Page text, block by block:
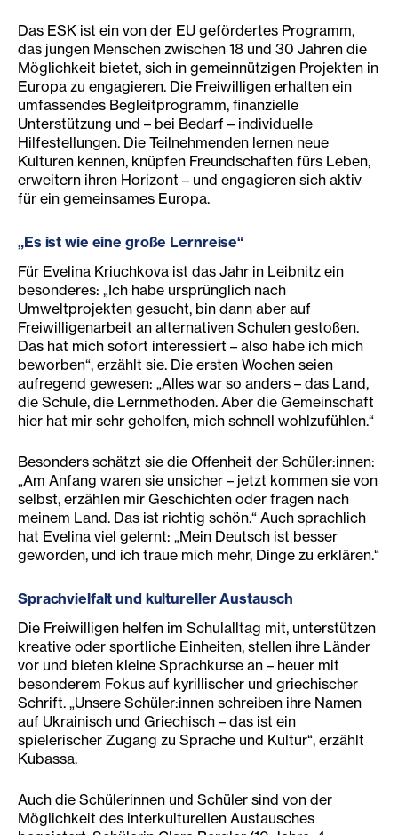
Das ESK ist ein von der EU gefördertes Programm,
das jungen Menschen zwischen 18 und 30 Jahren die
Möglichkeit bietet, sich in gemeinnützigen Projekten in
Europa zu engagieren. Die Freiwilligen erhalten ein
umfassendes Begleitprogramm, finanzielle
Unterstützung und – bei Bedarf – individuelle
Hilfestellungen. Die Teilnehmenden lernen neue
Kulturen kennen, knüpfen Freundschaften fürs Leben,
erweitern ihren Horizont – und engagieren sich aktiv
für ein gemeinsames Europa.
„Es ist wie eine große Lernreise“
Für Evelina Kriuchkova ist das Jahr in Leibnitz ein
besonderes: „Ich habe ursprünglich nach
Umweltprojekten gesucht, bin dann aber auf
Freiwilligenarbeit an alternativen Schulen gestoßen.
Das hat mich sofort interessiert – also habe ich mich
beworben“, erzählt sie. Die ersten Wochen seien
aufregend gewesen: „Alles war so anders – das Land,
die Schule, die Lernmethoden. Aber die Gemeinschaft
hier hat mir sehr geholfen, mich schnell wohlzufühlen.“
Besonders schätzt sie die Offenheit der Schüler:innen:
„Am Anfang waren sie unsicher – jetzt kommen sie von
selbst, erzählen mir Geschichten oder fragen nach
meinem Land. Das ist richtig schön.“ Auch sprachlich
hat Evelina viel gelernt: „Mein Deutsch ist besser
geworden, und ich traue mich mehr, Dinge zu erklären.“
Sprachvielfalt und kultureller Austausch
Die Freiwilligen helfen im Schulalltag mit, unterstützen
kreative oder sportliche Einheiten, stellen ihre Länder
vor und bieten kleine Sprachkurse an – heuer mit
besonderem Fokus auf kyrillischer und griechischer
Schrift. „Unsere Schüler:innen schreiben ihre Namen
auf Ukrainisch und Griechisch – das ist ein
spielerischer Zugang zu Sprache und Kultur“, erzählt
Kubassa.
Auch die Schülerinnen und Schüler sind von der
Möglichkeit des interkulturellen Austausches